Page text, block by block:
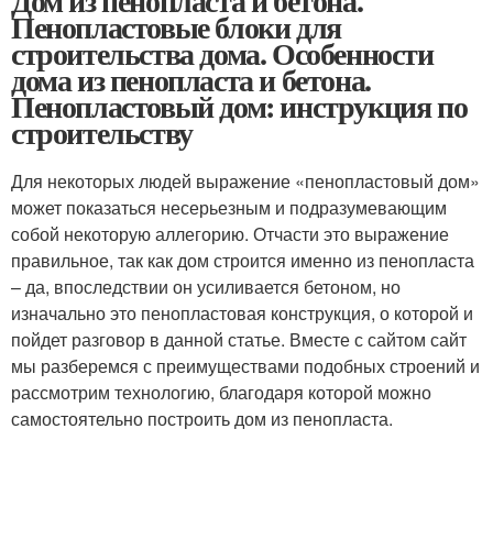
Пенопластовые блоки для
строительства дома. Особенности
дома из пенопласта и бетона.
Пенопластовый дом: инструкция по
строительству
Для некоторых людей выражение «пенопластовый дом»
может показаться несерьезным и подразумевающим
собой некоторую аллегорию. Отчасти это выражение
правильное, так как дом строится именно из пенопласта
– да, впоследствии он усиливается бетоном, но
изначально это пенопластовая конструкция, о которой и
пойдет разговор в данной статье. Вместе с сайтом сайт
мы разберемся с преимуществами подобных строений и
рассмотрим технологию, благодаря которой можно
самостоятельно построить дом из пенопласта.